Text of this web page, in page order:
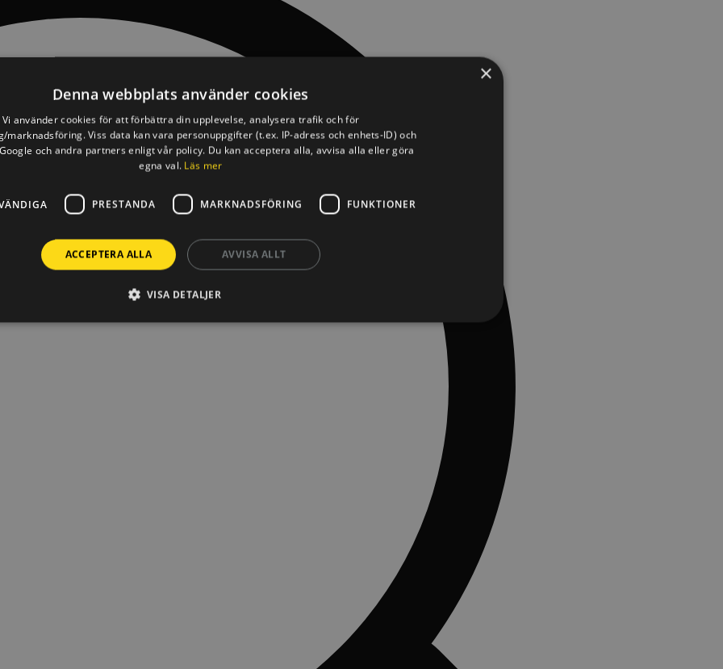
×
Denna webbplats använder cookies
Vi använder cookies för att förbättra din upplevelse, analysera trafik och för
marknadsföring. Viss data kan vara personuppgifter (t.ex. IP-adress och enhets-ID) och
och andra partners enligt vår policy. Du kan acceptera alla, avvisa alla eller göra
egna val. Läs mer
PRESTANDA MARKNADSFÖRING FUNKTIONER
ACCEPTERA ALLA AVVISA ALLT
VISA DETALJER